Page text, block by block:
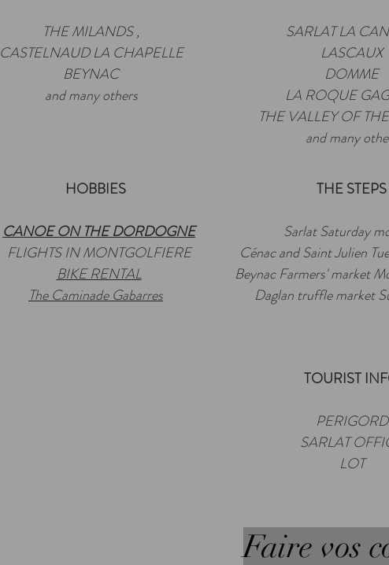
THE MILANDS,
CASTELNAUD LA CHAPELLE
BEYNAC
and many others
SARLAT LA
LASCAUX
DOMME
LA ROQUE
THE VALLEY OF
and many
HOBBIES
CANOE ON THE DORDOGNE
FLIGHTS IN MONTGOLFIERE
BIKE RENTAL
The Caminade Gabarres
THE STEPS
Sarlat Saturday
Cénac and Saint Julien
Beynac Farmers' market
Daglan truffle market
TOURIST
PERIGORD
SARLAT
LOT
Faire vos